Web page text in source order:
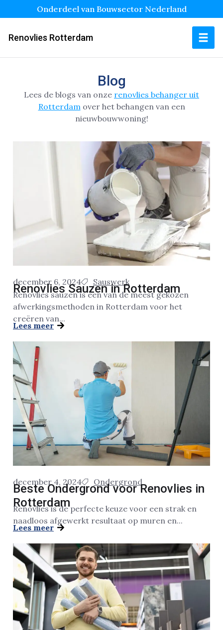
Onderdeel van Bouwsector Nederland
Renovlies Rotterdam
Blog
Lees de blogs van onze renovlies behanger uit
Rotterdamover het behangen van een
nieuwbouwwoning!
december 6, 2024 Sauswerk
Renovlies Sauzen in Rotterdam
Renovlies sauzen is een van de meest gekozen
afwerkingsmethoden in Rotterdam voor het
creëren van...
Lees meer
december 4, 2024 Ondergrond
Beste Ondergrond voor Renovlies in
Rotterdam
Renovlies is de perfecte keuze voor een strak en
naadloos afgewerkt resultaat op muren en...
Lees meer